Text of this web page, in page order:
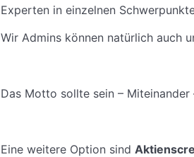
Experten in einzelnen
Wir Admins können natürlich auch
Das Motto sollte sein – Miteinander
Eine weitere Option sind